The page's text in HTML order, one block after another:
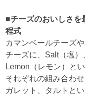
■チーズのおいしさを
程式
カマンベールチーズ
チーズに、Salt（塩
Lemon（レモン）と
それぞれの組み合わ
ガレット、タルトと